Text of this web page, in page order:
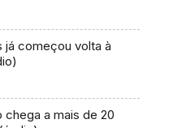
já começou volta à
chega a mais de 20